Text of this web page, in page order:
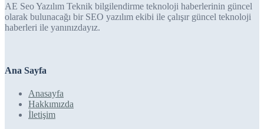
AE Seo Yazılım Teknik bilgilendirme teknoloji haberlerinin güncel
olarak bulunacağı bir SEO yazılım ekibi ile çalışır güncel teknoloji
haberleri ile yanınızdayız.
Ana Sayfa
Anasayfa
Hakkımızda
İletişim